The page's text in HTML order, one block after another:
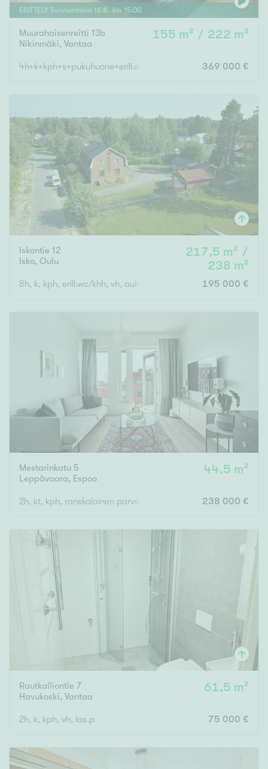
ESITTELY Sunnuntaina 16.8. klo 15:00
Muurahaisenreitti 13b
Nikinmäki, Vantaa
155 m² / 222 m²
4h+k+kph+s+pukuhuone+erill.wc+takkah+vh+khh+autotalli
369 000 €
Iskontie 12
Isko, Oulu
217,5 m² /
238 m²
8h, k, kph, erill.wc/khh, vh, aula, Kellaritilat (runsaasti
195 000 €
Mestarinkatu 5
Leppävaara, Espoo
44,5 m²
2h, kt, kph, ranskalainen parveke 238 000 €
Rautkalliontie 7
Havukoski, Vantaa
61,5 m²
2h, k, kph, vh, las.p 75 000 €